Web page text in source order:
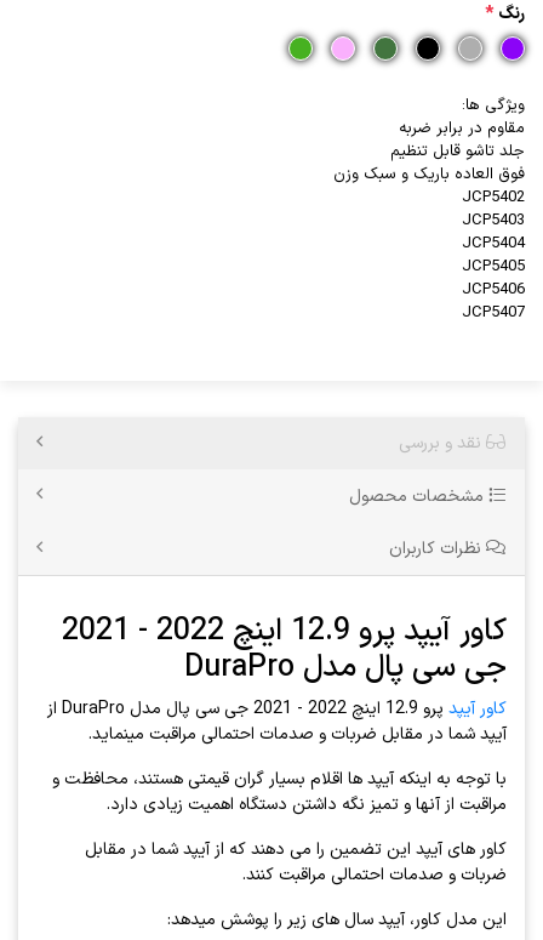
رنگ *
ویژگی ها:
مقاوم در برابر ضربه
جلد تاشو قابل تنظیم
فوق العاده باریک و سبک وزن
JCP5402
JCP5403
JCP5404
JCP5405
JCP5406
JCP5407
نقد و بررسی
مشخصات محصول
نظرات کاربران
کاور آیپد پرو 12.9 اینچ 2022 - 2021
جی سی پال مدل DuraPro
کاور آیپد
پرو 12.9 اینچ 2022 - 2021 جی سی پال مدل DuraPro از
آیپد شما در مقابل ضربات و صدمات احتمالی مراقبت مینماید.
با توجه به اینکه آیپد ها اقلام بسیار گران قیمتی هستند، محافظت و
مراقبت از آنها و تمیز نگه داشتن دستگاه اهمیت زیادی دارد.
کاور های آیپد این تضمین را می دهند که از آیپد شما در مقابل
ضربات و صدمات احتمالی مراقبت کنند.
این مدل کاور، آیپد سال های زیر را پوشش میدهد: